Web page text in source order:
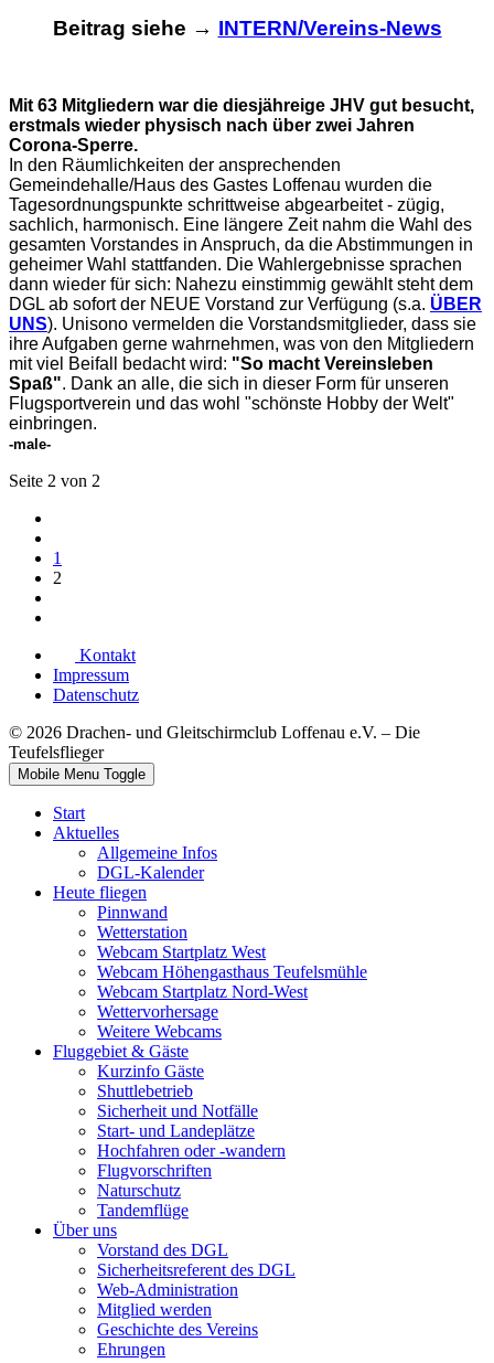
Beitrag siehe → INTERN/Vereins-News
Mit 63 Mitgliedern war die diesjähreige JHV gut besucht,
erstmals wieder physisch nach über zwei Jahren
Corona-Sperre.
In den Räumlichkeiten der ansprechenden
Gemeindehalle/Haus des Gastes Loffenau wurden die
Tagesordnungspunkte schrittweise abgearbeitet - zügig,
sachlich, harmonisch. Eine längere Zeit nahm die Wahl des
gesamten Vorstandes in Anspruch, da die Abstimmungen in
geheimer Wahl stattfanden. Die Wahlergebnisse sprachen
dann wieder für sich: Nahezu einstimmig gewählt steht dem
DGL ab sofort der NEUE Vorstand zur Verfügung (s.a. ÜBER
UNS). Unisono vermelden die Vorstandsmitglieder, dass sie
ihre Aufgaben gerne wahrnehmen, was von den Mitgliedern
mit viel Beifall bedacht wird: "So macht Vereinsleben
Spaß". Dank an alle, die sich in dieser Form für unseren
Flugsportverein und das wohl "schönste Hobby der Welt"
einbringen.
-male-
Seite 2 von 2
1
2
Kontakt
Impressum
Datenschutz
© 2026 Drachen- und Gleitschirmclub Loffenau e.V. – Die
Teufelsflieger
Mobile Menu Toggle
Start
Aktuelles
Allgemeine Infos
DGL-Kalender
Heute fliegen
Pinnwand
Wetterstation
Webcam Startplatz West
Webcam Höhengasthaus Teufelsmühle
Webcam Startplatz Nord-West
Wettervorhersage
Weitere Webcams
Fluggebiet & Gäste
Kurzinfo Gäste
Shuttlebetrieb
Sicherheit und Notfälle
Start- und Landeplätze
Hochfahren oder -wandern
Flugvorschriften
Naturschutz
Tandemflüge
Über uns
Vorstand des DGL
Sicherheitsreferent des DGL
Web-Administration
Mitglied werden
Geschichte des Vereins
Ehrungen